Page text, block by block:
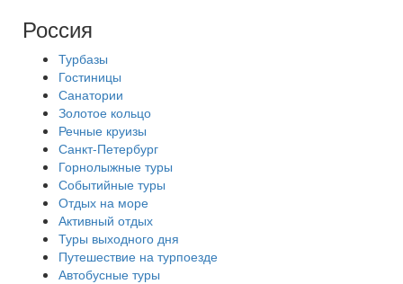
Россия
Турбазы
Гостиницы
Санатории
Золотое кольцо
Речные круизы
Санкт-Петербург
Горнолыжные туры
Событийные туры
Отдых на море
Активный отдых
Туры выходного дня
Путешествие на турпоезде
Автобусные туры